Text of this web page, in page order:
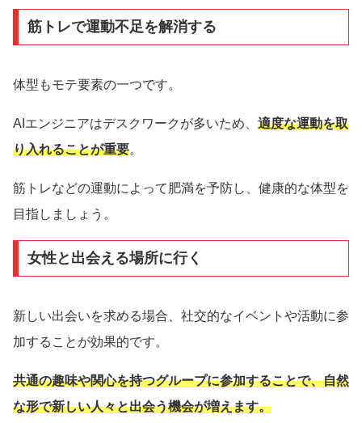
筋トレで運動不足を解消する
体型もモテ要素の一つです。
AIエンジニアはデスクワークが多いため、 適度な運動を取
り入れることが重要。
筋トレなどの運動によって肥満を予防し、健康的な体型を
目指しましょう。
女性と出会える場所に行く
新しい出会いを求める場合、社交的なイベントや活動に参
加することが効果的です。
共通の趣味や関心を持つグループに参加することで、自然
な形で新しい人々と出会う機会が増えます。